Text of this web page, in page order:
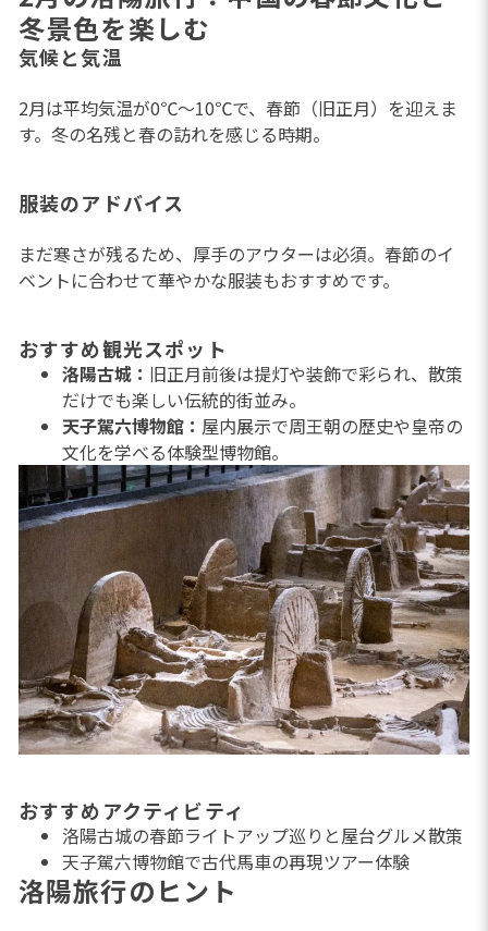
冬景色を楽しむ
気候と気温
2月は平均気温が0℃〜10℃で、春節（旧正月）を迎えま
す。冬の名残と春の訪れを感じる時期。
服装のアドバイス
まだ寒さが残るため、厚手のアウターは必須。春節のイ
ベントに合わせて華やかな服装もおすすめです。
おすすめ観光スポット
洛陽古城： 旧正月前後は提灯や装飾で彩られ、散策
だけでも楽しい伝統的街並み。
天子駕六博物館： 屋内展示で周王朝の歴史や皇帝の
文化を学べる体験型博物館。
おすすめアクティビティ
洛陽古城の春節ライトアップ巡りと屋台グルメ散策
天子駕六博物館で古代馬車の再現ツアー体験
洛陽旅行のヒント